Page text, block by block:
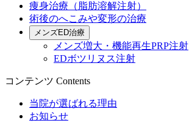
痩身治療（脂肪溶解注射）
術後のへこみや変形の治療
メンズED治療
メンズ増大・機能再生PRP注射
EDボツリヌス注射
コンテンツ Contents
当院が選ばれる理由
お知らせ